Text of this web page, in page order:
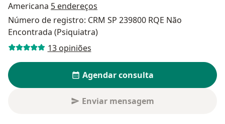
Americana 5 endereços
Número de registro: CRM SP 239800 RQE Não
Encontrada (Psiquiatra)
13 opiniões
Agendar consulta
Enviar mensagem